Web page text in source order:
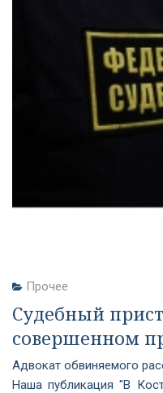
Прочее
Судебный
совершенном
Адвокат обвиняемого
Наша публикация "В